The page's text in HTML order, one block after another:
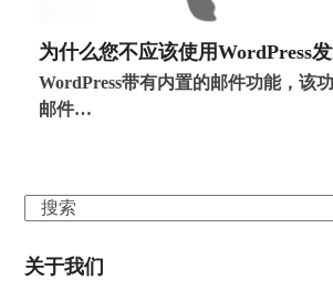
为什么您不应该使用WordPress
WordPress带有内置的邮件功能，该
邮件…
Search
关于我们